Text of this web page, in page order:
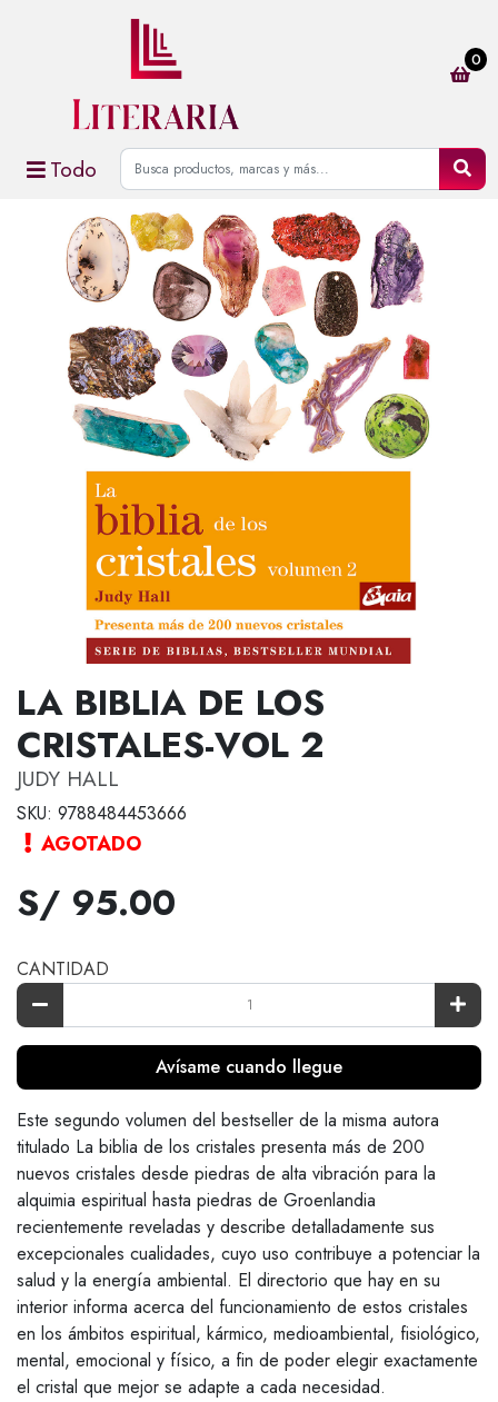
Todo
0
LA BIBLIA DE LOS
CRISTALES-VOL 2
JUDY HALL
SKU: 9788484453666
AGOTADO
S/ 95.00
CANTIDAD
Avísame cuando llegue
Este segundo volumen del bestseller de la misma autora
titulado La biblia de los cristales presenta más de 200
nuevos cristales desde piedras de alta vibración para la
alquimia espiritual hasta piedras de Groenlandia
recientemente reveladas y describe detalladamente sus
excepcionales cualidades, cuyo uso contribuye a potenciar la
salud y la energía ambiental. El directorio que hay en su
interior informa acerca del funcionamiento de estos cristales
en los ámbitos espiritual, kármico, medioambiental, fisiológico,
mental, emocional y físico, a fin de poder elegir exactamente
el cristal que mejor se adapte a cada necesidad.